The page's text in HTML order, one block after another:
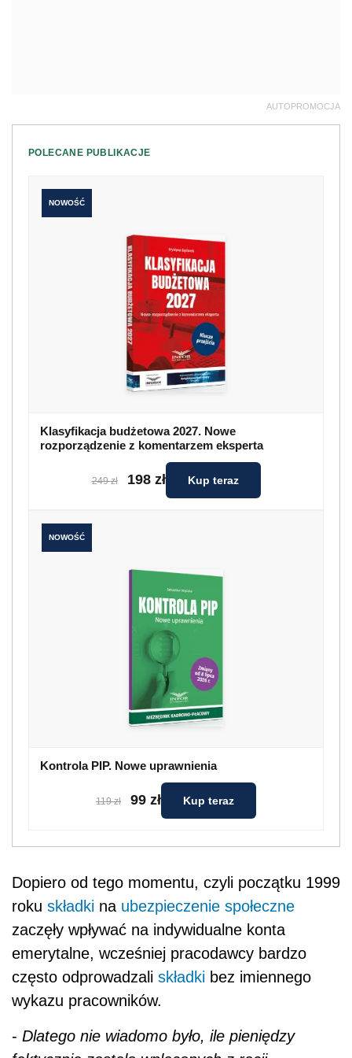
AUTOPROMOCJA
POLECANE PUBLIKACJE
NOWOŚĆ
Klasyfikacja budżetowa 2027. Nowe
rozporządzenie z komentarzem eksperta
249 zł 198 zł Kup teraz
NOWOŚĆ
Kontrola PIP. Nowe uprawnienia
119 zł 99 zł Kup teraz
Dopiero od tego momentu, czyli początku 1999
roku składki na ubezpieczenie społeczne
zaczęły wpływać na indywidualne konta
emerytalne, wcześniej pracodawcy bardzo
często odprowadzali składki bez imiennego
wykazu pracowników.
- Dlatego nie wiadomo było, ile pieniędzy